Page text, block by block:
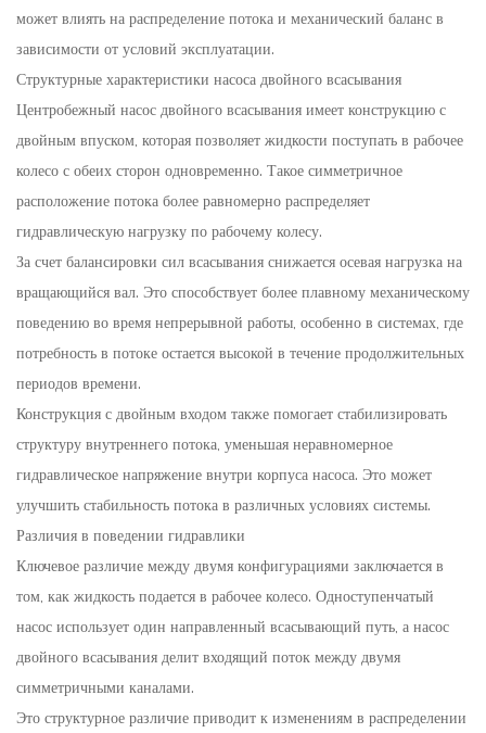
может влиять на распределение потока и механический баланс в
зависимости от условий эксплуатации.
Структурные характеристики насоса двойного всасывания
Центробежный насос двойного всасывания имеет конструкцию с
двойным впуском, которая позволяет жидкости поступать в рабочее
колесо с обеих сторон одновременно. Такое симметричное
расположение потока более равномерно распределяет
гидравлическую нагрузку по рабочему колесу.
За счет балансировки сил всасывания снижается осевая нагрузка на
вращающийся вал. Это способствует более плавному механическому
поведению во время непрерывной работы, особенно в системах, где
потребность в потоке остается высокой в ​​течение продолжительных
периодов времени.
Конструкция с двойным входом также помогает стабилизировать
структуру внутреннего потока, уменьшая неравномерное
гидравлическое напряжение внутри корпуса насоса. Это может
улучшить стабильность потока в различных условиях системы.
Различия в поведении гидравлики
Ключевое различие между двумя конфигурациями заключается в
том, как жидкость подается в рабочее колесо. Одноступенчатый
насос использует один направленный всасывающий путь, а насос
двойного всасывания делит входящий поток между двумя
симметричными каналами.
Это структурное различие приводит к изменениям в распределении